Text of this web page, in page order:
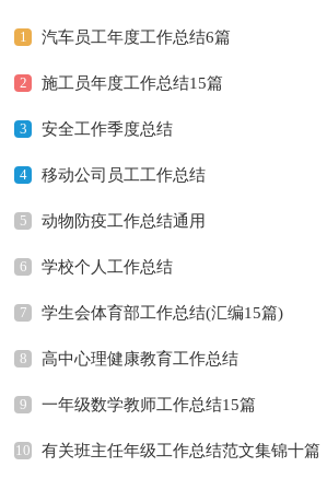
的、肤浅的、表面的感性...
1 汽车员工年度工作总结6篇
2 施工员年度工作总结15篇
3 安全工作季度总结
4 移动公司员工工作总结
5 动物防疫工作总结通用
6 学校个人工作总结
7 学生会体育部工作总结(汇编15篇)
8 高中心理健康教育工作总结
9 一年级数学教师工作总结15篇
10 有关班主任年级工作总结范文集锦十篇